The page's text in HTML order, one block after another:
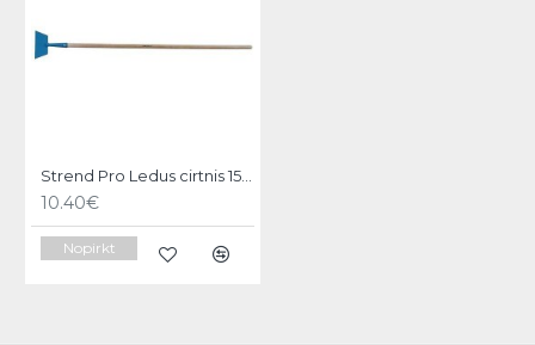
Strend Pro Ledus cirtnis 150mm ar kātu
10.40€
Nopirkt